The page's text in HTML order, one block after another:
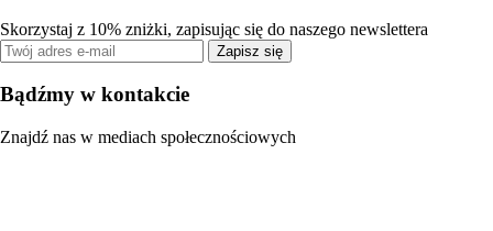
Skorzystaj z 10% zniżki, zapisując się do naszego newslettera
Zapisz się
Bądźmy w kontakcie
Znajdź nas w mediach społecznościowych